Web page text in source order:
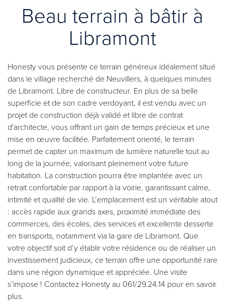
Beau terrain à bâtir à
Libramont
Honesty vous présente ce terrain généreux idéalement situé
dans le village recherché de Neuvillers, à quelques minutes
de Libramont. Libre de constructeur. En plus de sa belle
superficie et de son cadre verdoyant, il est vendu avec un
projet de construction déjà validé et libre de contrat
d'architecte, vous offrant un gain de temps précieux et une
mise en œuvre facilitée. Parfaitement orienté, le terrain
permet de capter un maximum de lumière naturelle tout au
long de la journée, valorisant pleinement votre future
habitation. La construction pourra être implantée avec un
retrait confortable par rapport à la voirie, garantissant calme,
intimité et qualité de vie. L’emplacement est un véritable atout
: accès rapide aux grands axes, proximité immédiate des
commerces, des écoles, des services et excellente desserte
en transports, notamment via la gare de Libramont. Que
votre objectif soit d’y établir votre résidence ou de réaliser un
investissement judicieux, ce terrain offre une opportunité rare
dans une région dynamique et appréciée. Une visite
s’impose ! Contactez Honesty au 061/29.24.14 pour en savoir
plus.